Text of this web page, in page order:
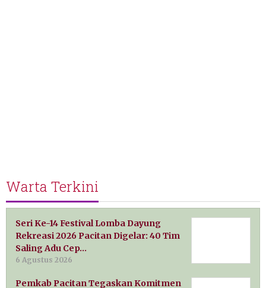
Warta Terkini
Seri Ke-14 Festival Lomba Dayung
Rekreasi 2026 Pacitan Digelar: 40 Tim
Saling Adu Cep…
6 Agustus 2026
Pemkab Pacitan Tegaskan Komitmen